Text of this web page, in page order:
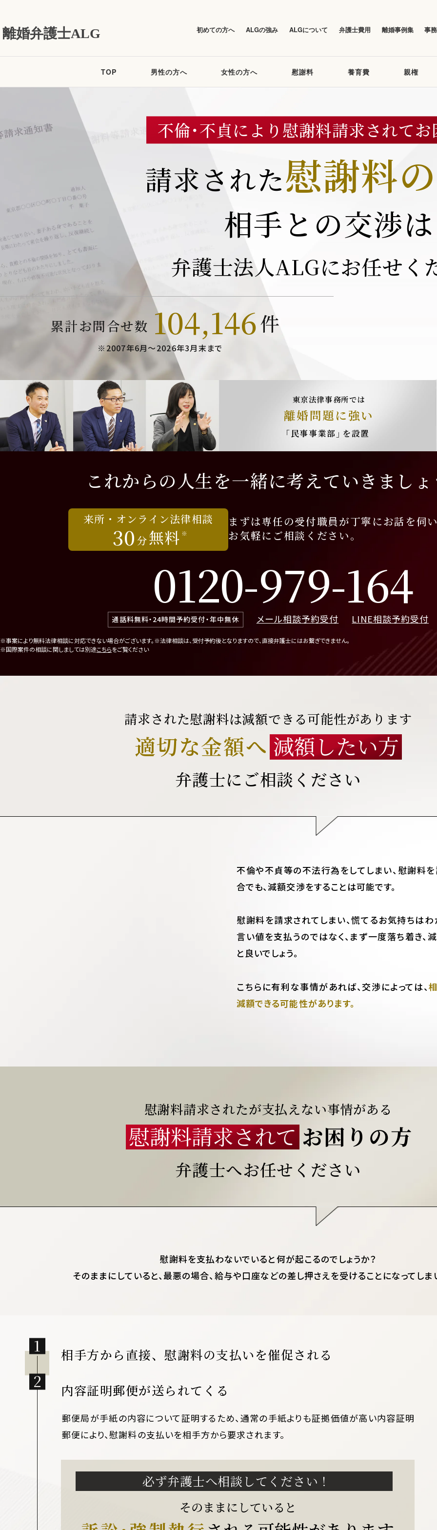
離婚弁護士ALG 初めての方へ ALGの強み ALGについて 弁護士費用 離婚事例集 事
TOP 男性の方へ 女性の方へ 慰謝料 養育費 親権
不倫･不貞により 慰謝料請求されて
請求された慰謝料の
相手との交渉は
弁護士法人ALGにお任せく
累計お問合せ数 104,146件
※2007年6月～2026年3月末まで
東京法律事務所では
離婚問題に強い
「民事事業部」を設置
これからの人生を一緒に考えていきまし
来所・オンライン法律相談
30 分無料 ※
まずは専任の受付職員が丁寧にお話を伺
お気軽にご相談ください。
0120-979-164
通話料無料・24時間予約受付・年中無休 メール相談予約受付 LINE相談予約受付
※事案により無料法律相談に対応できない場合がございます。※法律相談は、受付予約後となりますので、直接弁護士にはお繋ぎできません。
※国際案件の相談に関しましては別途こちらをご覧ください
請求された慰謝料は減額できる可能性があります
適切な金額へ 減額したい方
弁護士にご相談ください
不倫や不貞等の不法行為をしてしまい、慰謝料
合でも、減額交渉をすることは可能です。
慰謝料を請求されてしまい、慌てるお気持ちはわ
言い値を支払うのではなく、まず一度落ち着き、
と良いでしょう。
こちらに有利な事情があれば、交渉によっては、
減額できる可能性があります。
慰謝料請求されたが支払えない事情がある
慰謝料請求されて お困りの方
弁護士へお任せください
慰謝料を支払わないでいると何が起こるのでしょうか？
そのままにしていると、最悪の場合、給与や口座などの差し押さえを受けることになってしま
相手方から直接、慰謝料の支払いを催促される
内容証明郵便が送られてくる
郵便局が手紙の内容について証明するため、通常の手紙よりも証拠価値が高い内容証明
郵便により、慰謝料の支払いを相手方から要求されます。
必ず弁護士へ相談してください！
そのままにしていると